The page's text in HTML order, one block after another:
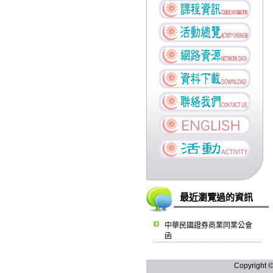
最近瀏覽過的資訊
中華民國證券商業同業公會
函
Copyright